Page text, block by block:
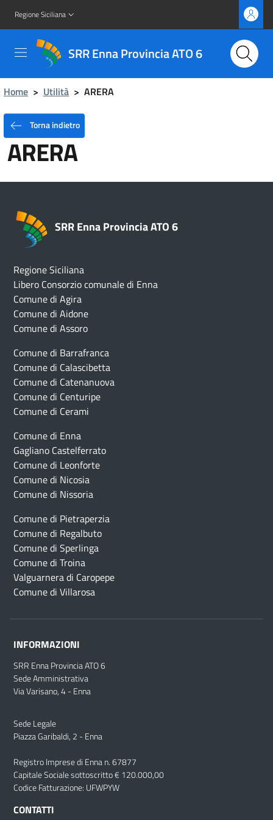
Regione Siciliana
SRR Enna Provincia ATO 6
Home > Utilità > ARERA
Torna indietro
ARERA
SRR Enna Provincia ATO 6
Regione Siciliana
Libero Consorzio comunale di Enna
Comune di Agira
Comune di Aidone
Comune di Assoro
Comune di Barrafranca
Comune di Calascibetta
Comune di Catenanuova
Comune di Centuripe
Comune di Cerami
Comune di Enna
Gagliano Castelferrato
Comune di Leonforte
Comune di Nicosia
Comune di Nissoria
Comune di Pietraperzia
Comune di Regalbuto
Comune di Sperlinga
Comune di Troina
Valguarnera di Caropepe
Comune di Villarosa
INFORMAZIONI
SRR Enna Provincia ATO 6
Sede Amministrativa
Via Varisano, 4 - Enna
Sede Legale
Piazza Garibaldi, 2 - Enna
Registro Imprese di Enna n. 67877
Capitale Sociale sottoscritto € 120.000,00
Codice Fatturazione: UFWPYW
CONTATTI